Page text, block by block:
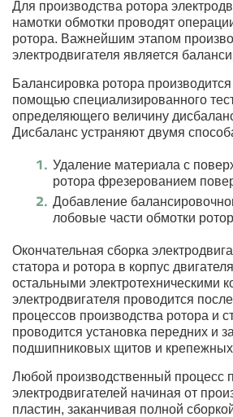
Для производства ротора
намотки обмотки проводят
ротора. Важнейшим этапом
электродвигателя является
Балансировка ротора
помощью специализированного
определяющего величину
Дисбаланс устраняют двумя
Удаление материала с
ротора фрезерованием
Добавление
лобовые части обмотки
Окончательная сборка
статора и ротора в корпус
остальными электротехническими
электродвигателя проводится
процессов производства ротора и
проводится установка передних и
подшипниковых щитов и
Любой производственный процесс
электродвигателей начиная от
пластин, заканчивая полной